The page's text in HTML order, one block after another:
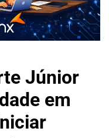
Júnior
em